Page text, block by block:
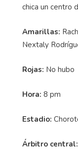
chica un centro
Amarillas:
Nextaly
Rojas: No hubo
Hora: 8 pm
Estadio:
Árbitro central: